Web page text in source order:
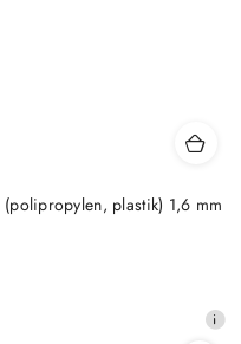
plastik) 1,6 mm